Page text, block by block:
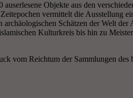
Objekte aus den
vermittelt die Ausstellung
Schätzen der Welt der
Kulturkreis bis hin zu
vom Reichtum der Sammlungen